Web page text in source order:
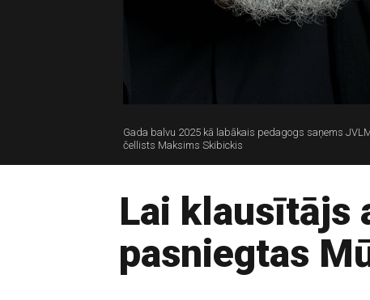
Gada balvu 2025 kā labākais pedagogs saņems
čellists Maksims Skibickis
Lai klausītājs
pasniegtas